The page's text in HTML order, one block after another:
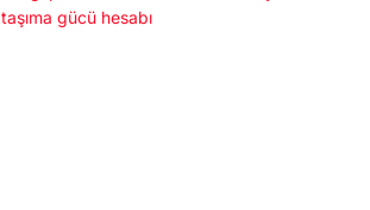
taşıma gücü hesabı